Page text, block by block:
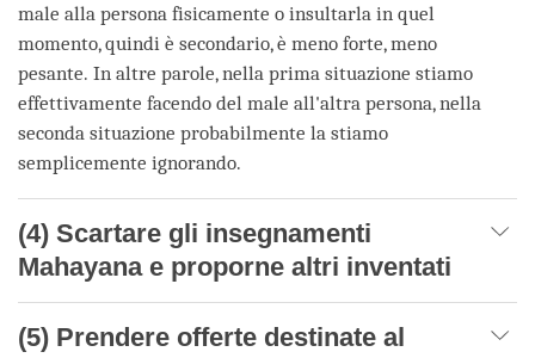
male alla persona fisicamente o insultarla in quel
momento, quindi è secondario, è meno forte, meno
pesante. In altre parole, nella prima situazione stiamo
effettivamente facendo del male all'altra persona, nella
seconda situazione probabilmente la stiamo
semplicemente ignorando.
(4) Scartare gli insegnamenti
Mahayana e proporne altri inventati
(5) Prendere offerte destinate al